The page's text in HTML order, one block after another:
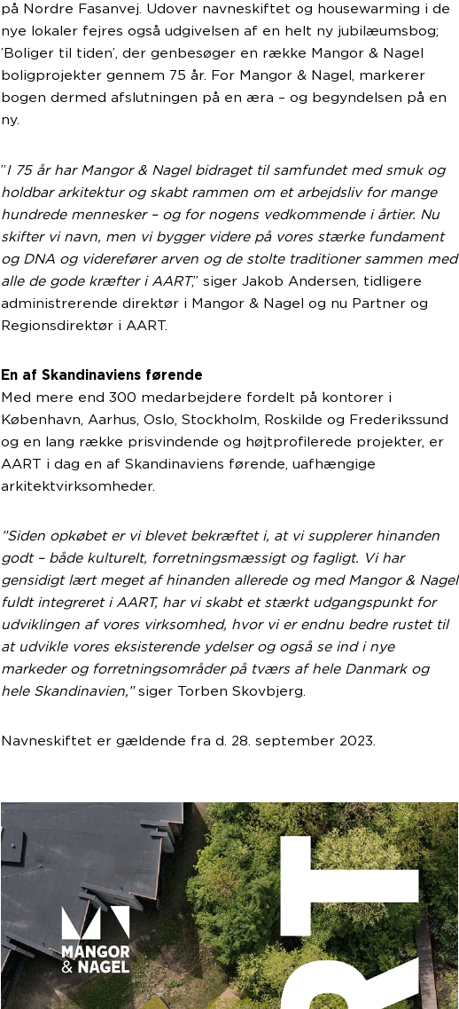
på Nordre Fasanvej. Udover navneskiftet og housewarming i de
nye lokaler fejres også udgivelsen af en helt ny jubilæumsbog;
’Boliger til tiden’, der genbesøger en række Mangor & Nagel
boligprojekter gennem 75 år. For Mangor & Nagel, markerer
bogen dermed afslutningen på en æra – og begyndelsen på en
ny.
” I 75 år har Mangor & Nagel bidraget til samfundet med smuk og
holdbar arkitektur og skabt rammen om et arbejdsliv for mange
hundrede mennesker – og for nogens vedkommende i årtier. Nu
skifter vi navn, men vi bygger videre på vores stærke fundament
og DNA og viderefører arven og de stolte traditioner sammen med
alle de gode kræfter i AART,” siger Jakob Andersen, tidligere
administrerende direktør i Mangor & Nagel og nu Partner og
Regionsdirektør i AART.
En af Skandinaviens førende
Med mere end 300 medarbejdere fordelt på kontorer i
København, Aarhus, Oslo, Stockholm, Roskilde og Frederikssund
og en lang række prisvindende og højtprofilerede projekter, er
AART i dag en af Skandinaviens førende, uafhængige
arkitektvirksomheder.
”Siden opkøbet er vi blevet bekræftet i, at vi supplerer hinanden
godt – både kulturelt, forretningsmæssigt og fagligt. Vi har
gensidigt lært meget af hinanden allerede og med Mangor & Nagel
fuldt integreret i AART, har vi skabt et stærkt udgangspunkt for
udviklingen af vores virksomhed, hvor vi er endnu bedre rustet til
at udvikle vores eksisterende ydelser og også se ind i nye
markeder og forretningsområder på tværs af hele Danmark og
hele Skandinavien,”siger Torben Skovbjerg.
Navneskiftet er gældende fra d. 28. september 2023.